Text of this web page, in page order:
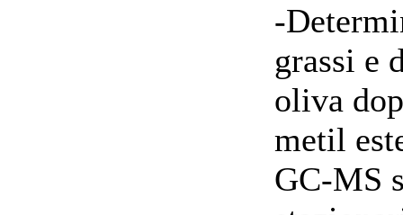
-
grassi e
oliva
metil
GC-MS